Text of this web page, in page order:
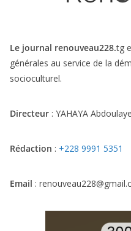
Le journal renouveau228.tg
générales au service de la
socioculturel.
Directeur : YAHAYA Abdoulaye
Rédaction : +228 9991 5351
Email :